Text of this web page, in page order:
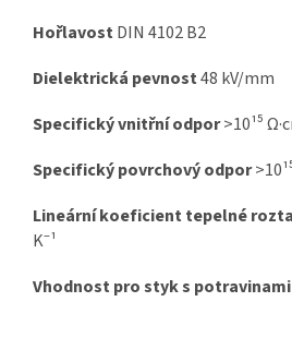
HořlavostDIN 4102 B2
Dielektrická pevnost48 kV/mm
Specifický vnitřní odpor>10¹⁵
Specifický povrchový odpor
Lineární koeficient tepelné
K⁻¹
Vhodnost pro styk s potravinami